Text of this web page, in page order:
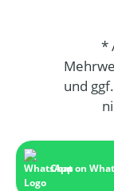
Chat on
*
und